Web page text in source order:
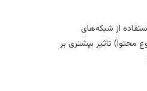
از شبکه‌های
محتوا) تاثیر بیشتری بر